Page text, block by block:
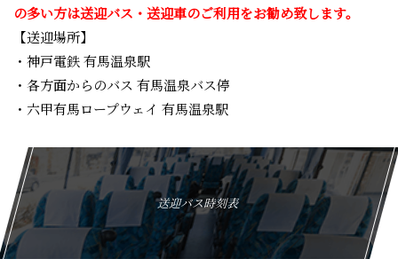
の多い方は送迎バス・送迎車のご利用をお勧め致します。
【送迎場所】
・神戸電鉄 有馬温泉駅
・各方面からのバス 有馬温泉バス停
・六甲有馬ロープウェイ 有馬温泉駅
送迎バス時刻表